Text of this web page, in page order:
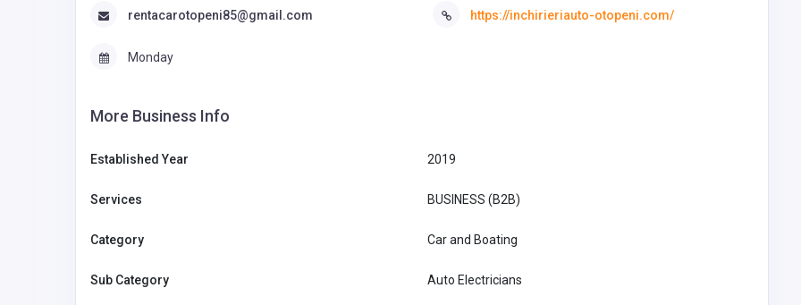
rentacarotopeni85@gmail.com https://inchirieriauto-otopeni.com/
Monday
More Business Info
Established Year 2019
Services BUSINESS (B2B)
Category Car and Boating
Sub Category Auto Electricians